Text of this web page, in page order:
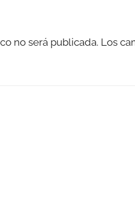
no será publicada. Los